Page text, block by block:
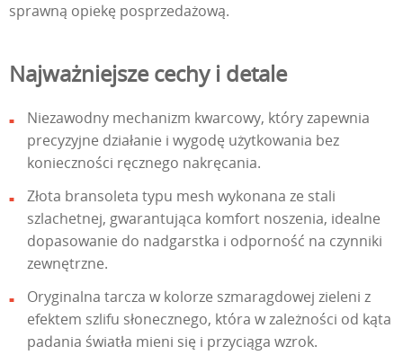
sprawną opiekę posprzedażową.
Najważniejsze cechy i detale
Niezawodny mechanizm kwarcowy, który zapewnia
precyzyjne działanie i wygodę użytkowania bez
konieczności ręcznego nakręcania.
Złota bransoleta typu mesh wykonana ze stali
szlachetnej, gwarantująca komfort noszenia, idealne
dopasowanie do nadgarstka i odporność na czynniki
zewnętrzne.
Oryginalna tarcza w kolorze szmaragdowej zieleni z
efektem szlifu słonecznego, która w zależności od kąta
padania światła mieni się i przyciąga wzrok.